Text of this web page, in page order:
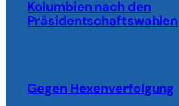
Kolumbien nach den
Präsidentschaftswahlen
Gegen Hexenverfolgung